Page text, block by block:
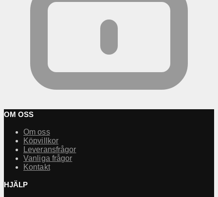
OM OSS
Om oss
Köpvillkor
Leveransfrågor
Vanliga frågor
Kontakt
HJÄLP